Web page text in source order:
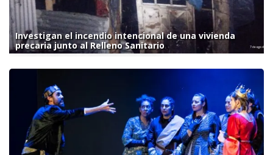
Investigan el incendio intencional de una vivienda
precaria junto al Relleno Sanitario